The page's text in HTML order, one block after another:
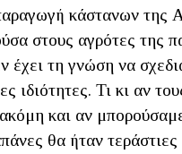
κάστανων της
στους αγρότες της
έχει τη γνώση να
ιδιότητες. Τι κι αν
και αν
θα ήταν